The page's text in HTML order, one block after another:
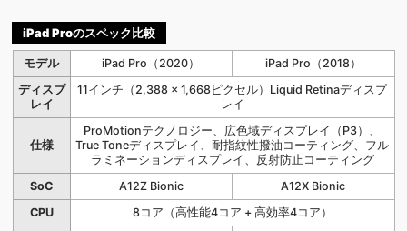
iPad Proのスペック比較
モデル iPad Pro（2020）
iPad Pro（2018）
ディスプ
レイ
11インチ（2,388 × 1,668ピクセル）Liquid Retinaディスプ
レイ
仕様
ProMotionテクノロジー、広色域ディスプレイ（P3）、
True Toneディスプレイ、耐指紋性撥油コーティング、フル
ラミネーションディスプレイ、反射防止コーティング
SoC
A12Z Bionic
A12X Bionic
CPU
8コア（高性能4コア + 高効率4コア）